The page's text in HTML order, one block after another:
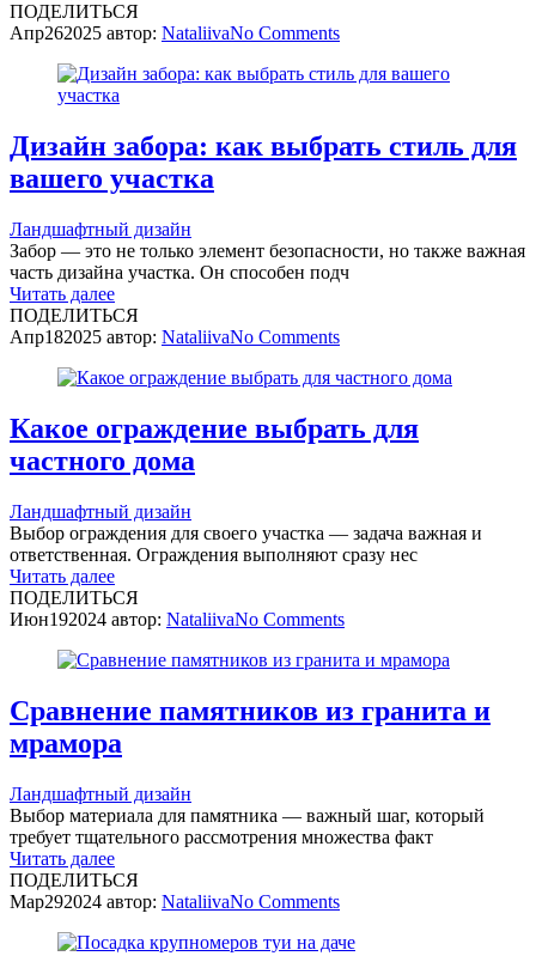
ПОДЕЛИТЬСЯ
Апр262025 автор: NataliivaNo Comments
Дизайн забора: как выбрать стиль для
вашего участка
Ландшафтный дизайн
Забор — это не только элемент безопасности, но также важная
часть дизайна участка. Он способен подч
Читать далее
ПОДЕЛИТЬСЯ
Апр182025 автор: NataliivaNo Comments
Какое ограждение выбрать для
частного дома
Ландшафтный дизайн
Выбор ограждения для своего участка — задача важная и
ответственная. Ограждения выполняют сразу нес
Читать далее
ПОДЕЛИТЬСЯ
Июн192024 автор: NataliivaNo Comments
Сравнение памятников из гранита и
мрамора
Ландшафтный дизайн
Выбор материала для памятника — важный шаг, который
требует тщательного рассмотрения множества факт
Читать далее
ПОДЕЛИТЬСЯ
Мар292024 автор: NataliivaNo Comments